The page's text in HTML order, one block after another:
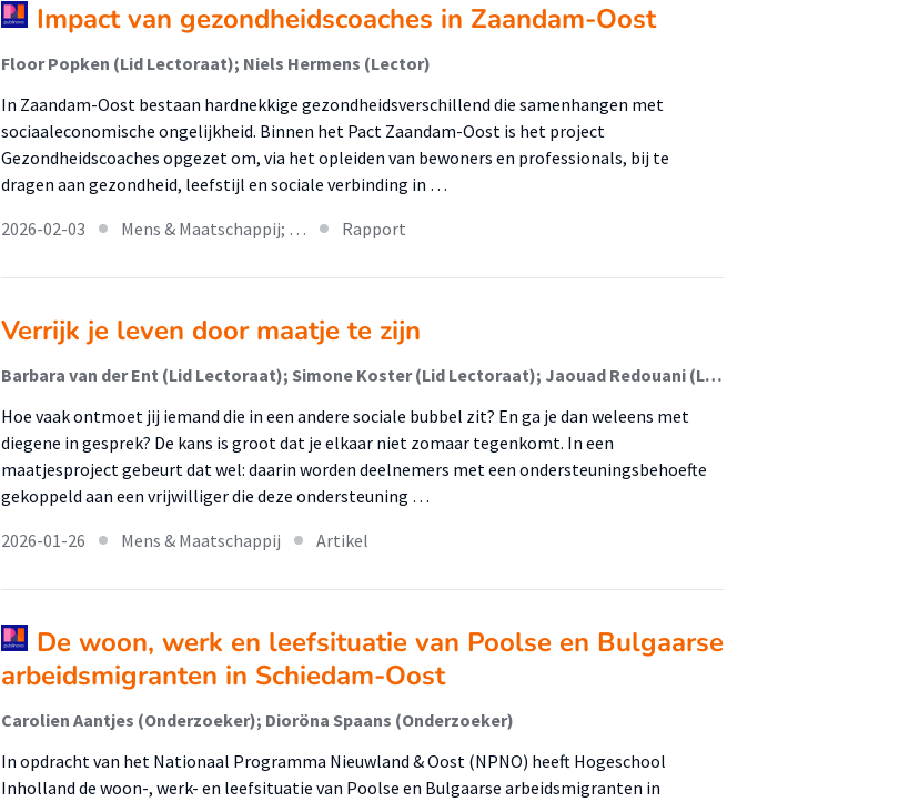
Impact van gezondheidscoaches in Zaandam-Oost
Floor Popken (Lid Lectoraat); Niels Hermens (Lector)
In Zaandam-Oost bestaan hardnekkige gezondheidsverschillend die samenhangen met
sociaaleconomische ongelijkheid. Binnen het Pact Zaandam-Oost is het project
Gezondheidscoaches opgezet om, via het opleiden van bewoners en professionals, bij te
dragen aan gezondheid, leefstijl en sociale verbinding in …
2026-02-03
Mens & Maatschappij; … Rapport
Verrijk je leven door maatje te zijn
Barbara van der Ent (Lid Lectoraat); Simone Koster (Lid Lectoraat); Jaouad Redouani (Lid Lectoraat)
Hoe vaak ontmoet jij iemand die in een andere sociale bubbel zit? En ga je dan weleens met
diegene in gesprek? De kans is groot dat je elkaar niet zomaar tegenkomt. In een
maatjesproject gebeurt dat wel: daarin worden deelnemers met een ondersteuningsbehoefte
gekoppeld aan een vrijwilliger die deze ondersteuning …
2026-01-26
Mens & Maatschappij Artikel
De woon, werk en leefsituatie van Poolse en Bulgaarse
arbeidsmigranten in Schiedam-Oost
Carolien Aantjes (Onderzoeker); Dioröna Spaans (Onderzoeker)
In opdracht van het Nationaal Programma Nieuwland & Oost (NPNO) heeft Hogeschool
Inholland de woon-, werk- en leefsituatie van Poolse en Bulgaarse arbeidsmigranten in